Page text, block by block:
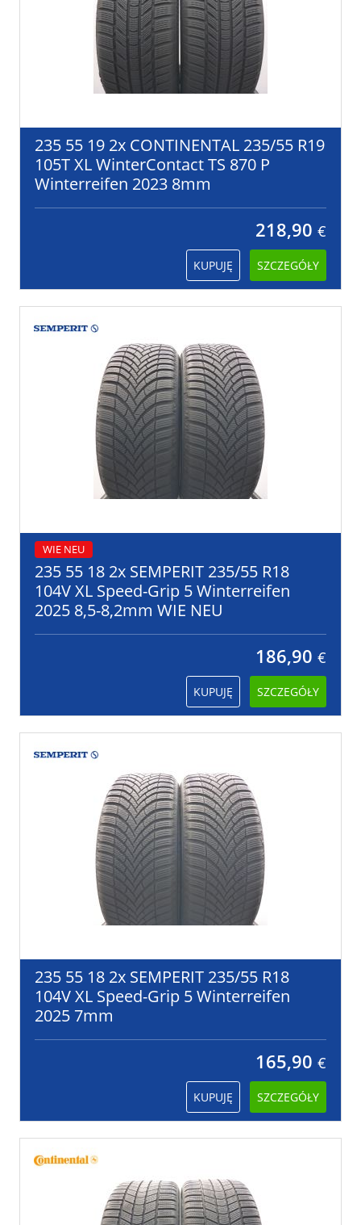
235 55 19 2x CONTINENTAL 235/55 R19
105T XL WinterContact TS 870 P
Winterreifen 2023 8mm
218,90 €
KUPUJĘ SZCZEGÓŁY
WIE NEU
235 55 18 2x SEMPERIT 235/55 R18
104V XL Speed-Grip 5 Winterreifen
2025 8,5-8,2mm WIE NEU
186,90 €
KUPUJĘ SZCZEGÓŁY
235 55 18 2x SEMPERIT 235/55 R18
104V XL Speed-Grip 5 Winterreifen
2025 7mm
165,90 €
KUPUJĘ SZCZEGÓŁY